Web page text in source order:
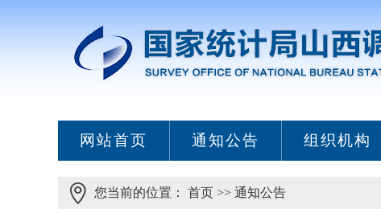
网站首页 通知公告 组织机构
您当前的位置： 首页 >> 通知公告